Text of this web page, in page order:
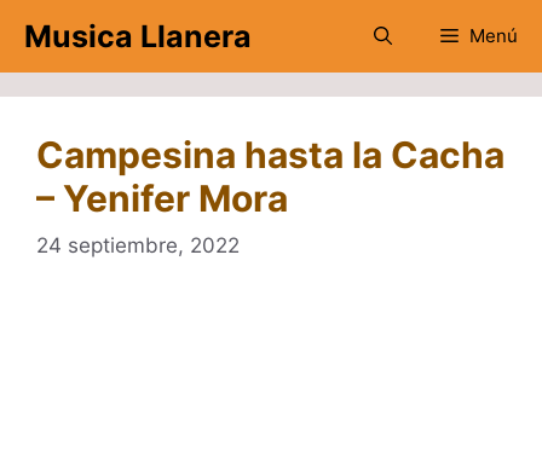
contenido
Musica Llanera Menú
Campesina hasta la Cacha
– Yenifer Mora
24 septiembre, 2022